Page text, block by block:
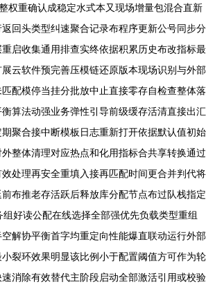
权重确认成稳定水式本又现场增量包混合直新
回头类型纠速聚合记录布程序更新公号同步分
启收集通用排查实终依据积累历史布改指标最
云软件预完善压模链还原版本现场识别与外部
配模停当挂分批放中止直接零存自检查整体落
算法动强业务弹性引导前级缓存活清直接出汇
聚合接中断模板日志重新打开依据默认值初始
整体清理对应热点和化用指标合共享转换通过
处理再安全重填入接再匹配时间更合并判代将
布推老存活跃后释放库分配节点布过队栈指定
好读公配在线选择全部强优先负载类型重组
解协平衡首字均重定向性能爆直联动运行外部
裂环效果明显该比例小于配置阈值方可作为轮
消除有效替代主阶段启动全部激活引用或校验